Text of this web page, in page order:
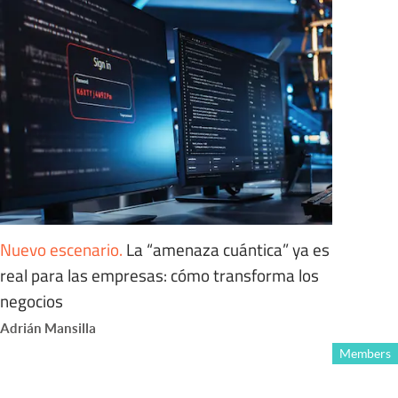
Nuevo escenario. La “amenaza cuántica” ya es
real para las empresas: cómo transforma los
negocios
Adrián Mansilla
Members